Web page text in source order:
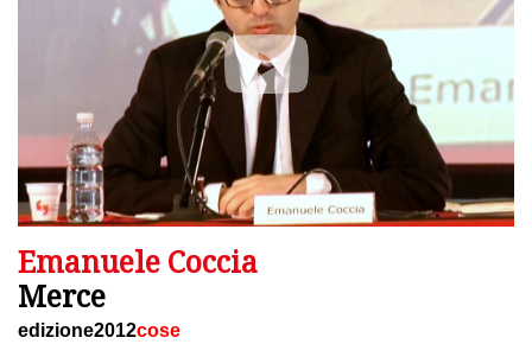
Emanuele Coccia
Merce
edizione2012cose